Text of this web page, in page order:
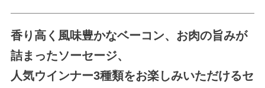
香り高く風味豊かなベーコン、お肉の旨みが
詰まったソーセージ、
人気ウインナー3種類をお楽しみいただけるセ